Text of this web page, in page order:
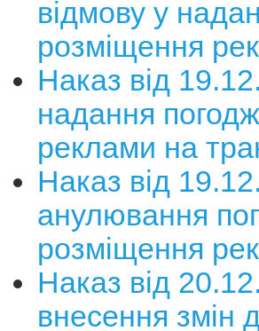
відмову у
розміщення
Наказ від
надання
реклами на
Наказ від
анулювання
розміщення
Наказ від
внесення змін